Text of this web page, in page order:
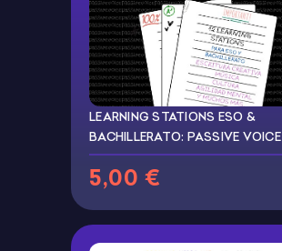
LEARNING STATIONS ESO &
BACHILLERATO: PASSIVE VOICE
5,00 €